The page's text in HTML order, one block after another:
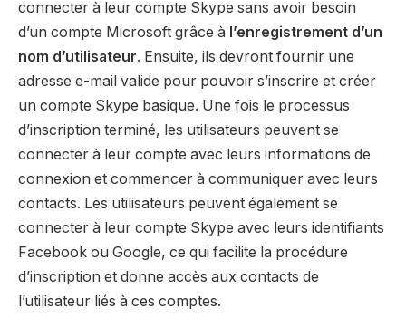
connecter à leur compte Skype sans avoir besoin
d’un compte Microsoft grâce à l’enregistrement d’un
nom d’utilisateur. Ensuite, ils devront fournir une
adresse e-mail valide pour pouvoir s’inscrire et créer
un compte Skype basique. Une fois le processus
d’inscription terminé, les utilisateurs peuvent se
connecter à leur compte avec leurs informations de
connexion et commencer à communiquer avec leurs
contacts. Les utilisateurs peuvent également se
connecter à leur compte Skype avec leurs identifiants
Facebook ou Google, ce qui facilite la procédure
d’inscription et donne accès aux contacts de
l’utilisateur liés à ces comptes.